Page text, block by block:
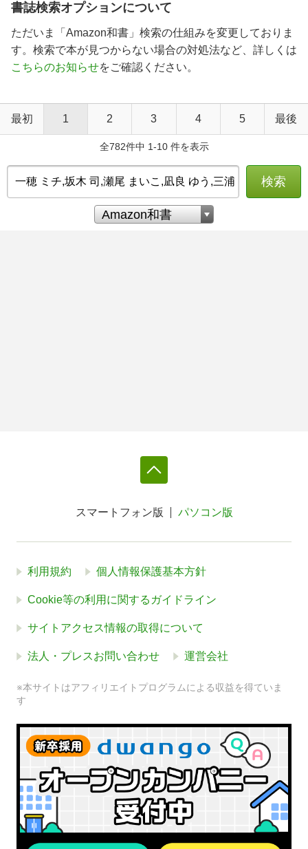
書誌検索オプションについて
ただいま「Amazon和書」検索の仕組みを変更しておりま
す。検索で本が見つからない場合の対処法など、詳しくは
こちらのお知らせをご確認ください。
最初 1 2 3 4 5 最後
全782件中 1-10 件を表示
検索
スマートフォン版 パソコン版
利用規約 個人情報保護基本方針
Cookie等の利用に関するガイドライン
サイトアクセス情報の取得について
法人・プレスお問い合わせ 運営会社
※本サイトはアフィリエイトプログラムによる収益を得ていま
す